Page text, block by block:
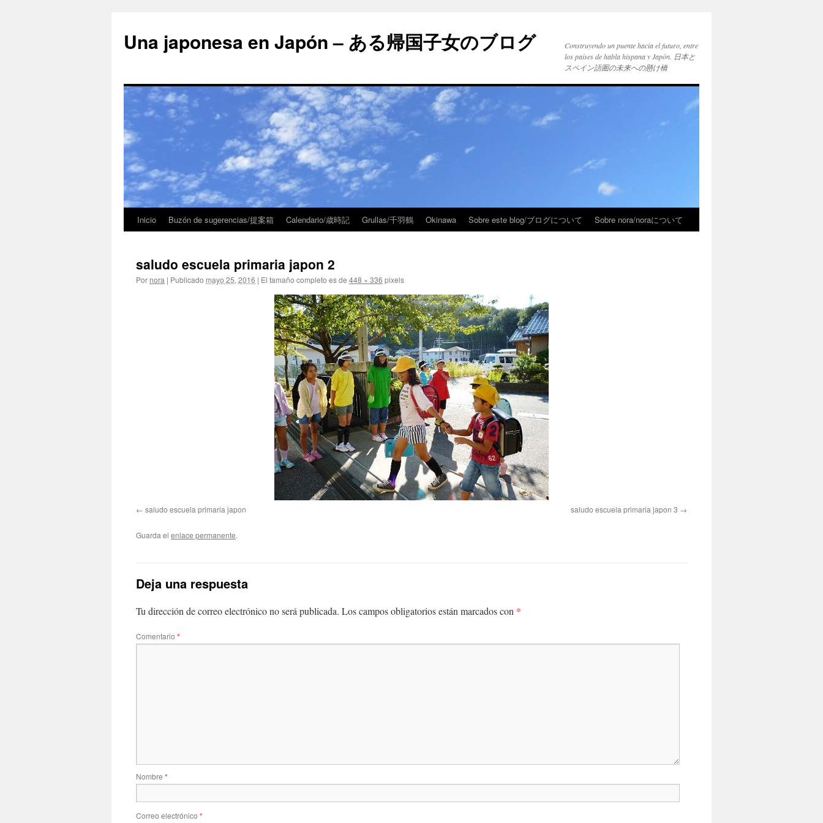
Una japonesa en Japón – ある帰国子女のブログ
Construyendo un puente hacia el futuro, entre
los países de habla hispana y Japón. 日本と
スペイン語圏の未来への懸け橋
Inicio Buzón de sugerencias/提案箱 Calendario/歳時記 Grullas/千羽鶴 Okinawa Sobre este blog/ブログについて Sobre nora/noraについて
saludo escuela primaria japon 2
Por nora | Publicado mayo 25, 2016 | El tamaño completo es de 448 × 336 pixels
saludo escuela primaria japon saludo escuela primaria japon 3
Guarda el enlace permanente.
Deja una respuesta
Tu dirección de correo electrónico no será publicada. Los campos obligatorios están marcados con *
Comentario *
Nombre *
Correo electrónico *